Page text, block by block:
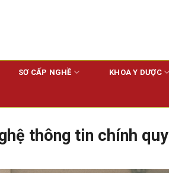
SƠ CẤP NGHỀ KHOA Y DƯỢC
thông tin chính quy